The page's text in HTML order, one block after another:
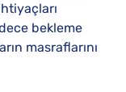
bekleme
masraflarını